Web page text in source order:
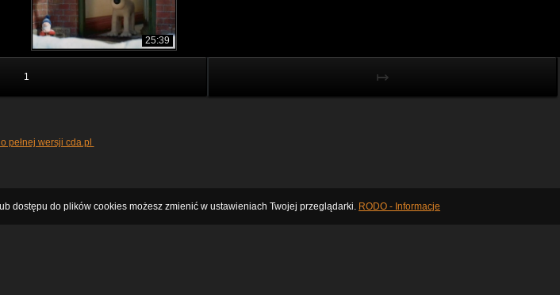
25:39
1 ↦
pełnej wersji cda.pl
dostępu do plików cookies możesz zmienić w ustawieniach Twojej przeglądarki. RODO - Informacje